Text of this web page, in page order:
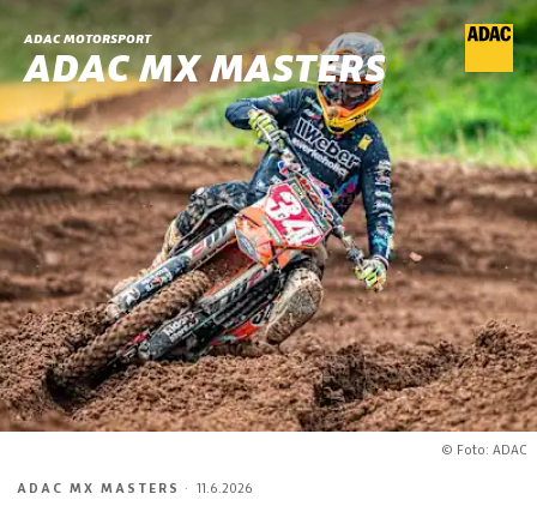
ADAC MOTORSPORT
ADAC MX MASTERS
© Foto: ADAC
ADAC MX MASTERS · 11.6.2026